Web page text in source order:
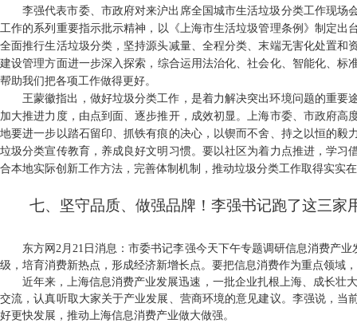
李强代表市委、市政府对来沪出席全国城市生活垃圾分类工作现
工作的系列重要指示批示精神， 以《上海市生活垃圾管理条例》制定出
全面推行生活垃圾分类，坚持源头减量、全程分类、末端无害化处置和
建设管理方面进一步深入探索， 综合运用法治化、社会化、智能化、标
帮助我们把各项工作做得更好。
王蒙徽指出，做好垃圾分类工作，是着力解决突出环境问题的重
加大推进力度，由点到面、逐步推开，成效初显。上海市委、市政府高
地要进一步以踏石留印、抓铁有痕的决心，以锲而不舍、持之以恒的
垃圾分类宣传教育，养成良好文明习惯。 要以社区为着力点推进，学习
合本地实际创新工作方法，完善体制机制，推动垃圾分类工作取得实实
七、坚守品质、做强品牌！李强书记跑了这三家
东方网2月21 日消息：市委书记李强今天下午专题调研信息消费产
级，培育消费新热点，形成经济新增长点。要把信息消费作为重点领域
近年来，上海信息消费产业发展迅速，一批企业扎根上海、成长壮
交流，认真听取大家关于产业发展、营商环境的意见建议。李强说，
好更快发展，推动上海信息消费产业做大做强。